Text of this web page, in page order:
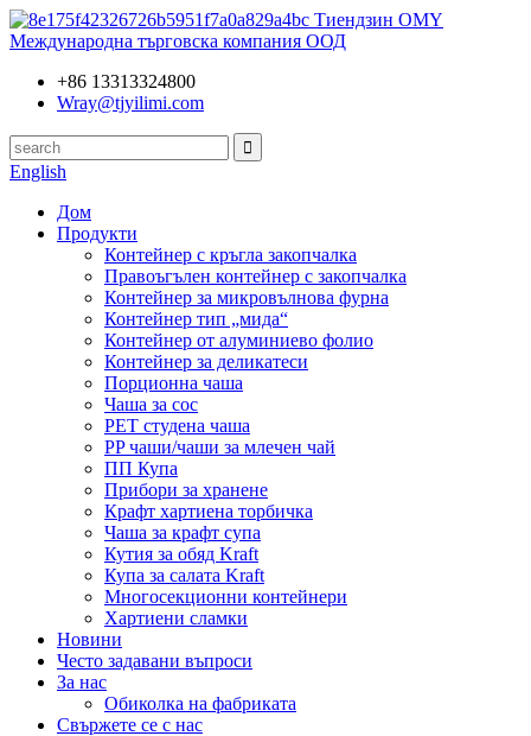
Тиендзин OMY
Международна търговска компания ООД
+86 13313324800
Wray@tjyilimi.com
English
Дом
Продукти
Контейнер с кръгла закопчалка
Правоъгълен контейнер с закопчалка
Контейнер за микровълнова фурна
Контейнер тип „мида“
Контейнер от алуминиево фолио
Контейнер за деликатеси
Порционна чаша
Чаша за сос
PET студена чаша
PP чаши/чаши за млечен чай
ПП Купа
Прибори за хранене
Крафт хартиена торбичка
Чаша за крафт супа
Кутия за обяд Kraft
Купа за салата Kraft
Многосекционни контейнери
Хартиени сламки
Новини
Често задавани въпроси
За нас
Обиколка на фабриката
Свържете се с нас